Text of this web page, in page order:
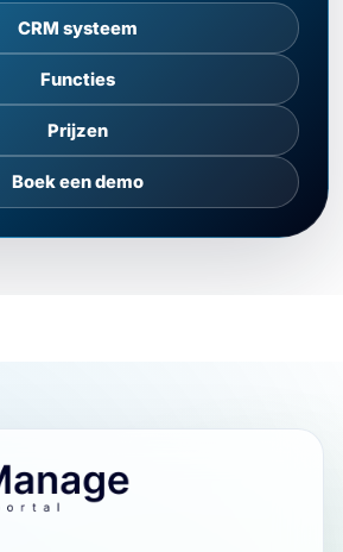
CRM systeem
Functies
Prijzen
Boek een demo